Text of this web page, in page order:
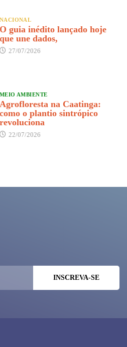
NACIONAL
O guia inédito lançado hoje
que une dados,
27/07/2026
MEIO AMBIENTE
Agrofloresta na Caatinga:
como o plantio sintrópico
revoluciona
22/07/2026